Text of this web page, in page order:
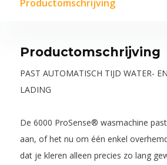
Productomschrijving
Productomschrijving
PAST AUTOMATISCH TIJD WATER-
LADING
De 6000 ProSense® wasmachine
aan, of het nu om één enkel
dat je kleren alleen precies zo lang